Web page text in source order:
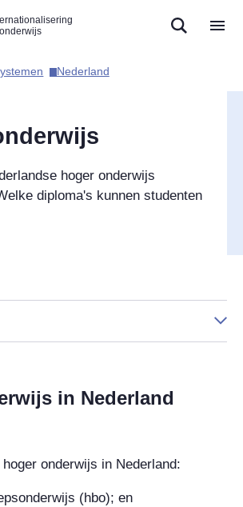
Nederland​
hoger onderwijs
diploma's kunnen studenten
in Nederland
onderwijs in Nederland:
(hbo); en